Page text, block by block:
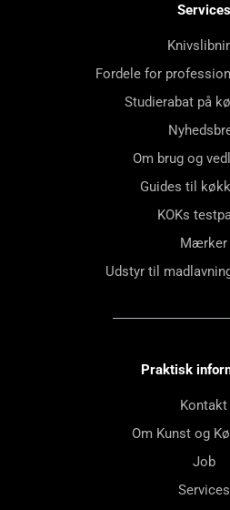
Services
Fordele for
Studierabat på
Om brug og
Guides til
KOKs
Mærker
Udstyr til
Praktisk
Kontakt
Om Kunst og
Job
Services